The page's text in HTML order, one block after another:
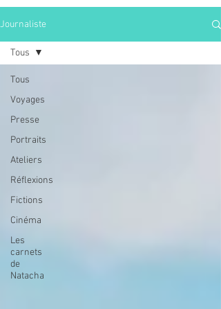
Journaliste
Tous
Voyages
Presse
Portraits
Ateliers
Réflexions
Fictions
Cinéma
Les
carnets
de
Natacha
Tous